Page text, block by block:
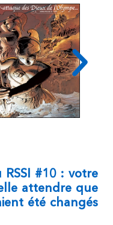
RSSI #10 : votre
attendre que
été changés